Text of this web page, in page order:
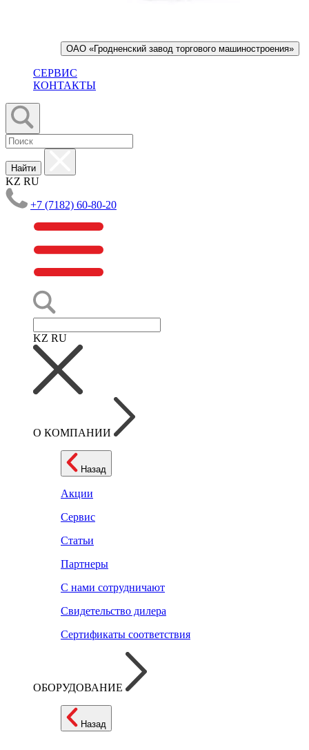
ОАО «Гродненский завод торгового машиностроения»
СЕРВИС
КОНТАКТЫ
Найти
KZ RU
+7 (7182) 60-80-20
KZ RU
О КОМПАНИИ
Назад
Акции
Сервис
Статьи
Партнеры
С нами сотрудничают
Свидетельство дилера
Сертификаты соответствия
ОБОРУДОВАНИЕ
Назад